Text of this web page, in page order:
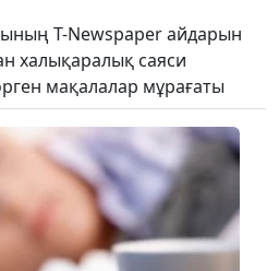
T-Newspaper айдарын
халықаралық саяси
мақалалар мұрағаты